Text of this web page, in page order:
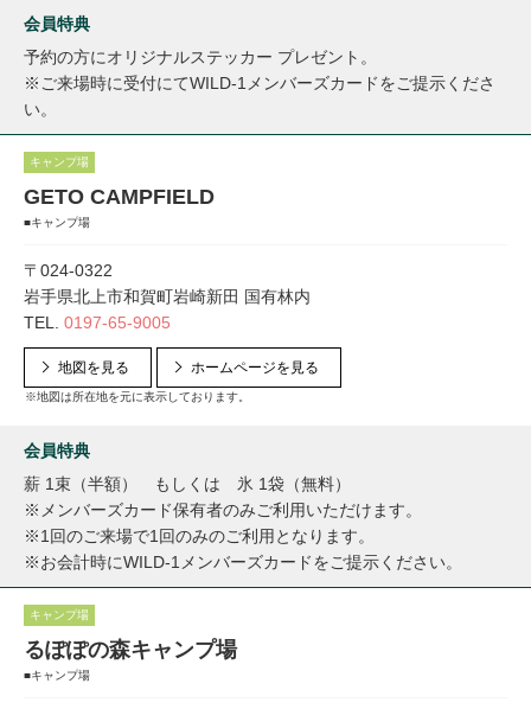
会員特典
予約の方にオリジナルステッカー プレゼント。
※ご来場時に受付にてWILD-1メンバーズカードをご提示くださ
い。
キャンプ場
GETO CAMPFIELD
■キャンプ場
〒024-0322
岩手県北上市和賀町岩崎新田 国有林内
TEL. 0197-65-9005
地図を見る
※地図は所在地を元に表示しております。
ホームページを見る
会員特典
薪 1束（半額） もしくは 氷 1袋（無料）
※メンバーズカード保有者のみご利用いただけます。
※1回のご来場で1回のみのご利用となります。
※お会計時にWILD-1メンバーズカードをご提示ください。
キャンプ場
るぽぽの森キャンプ場
■キャンプ場